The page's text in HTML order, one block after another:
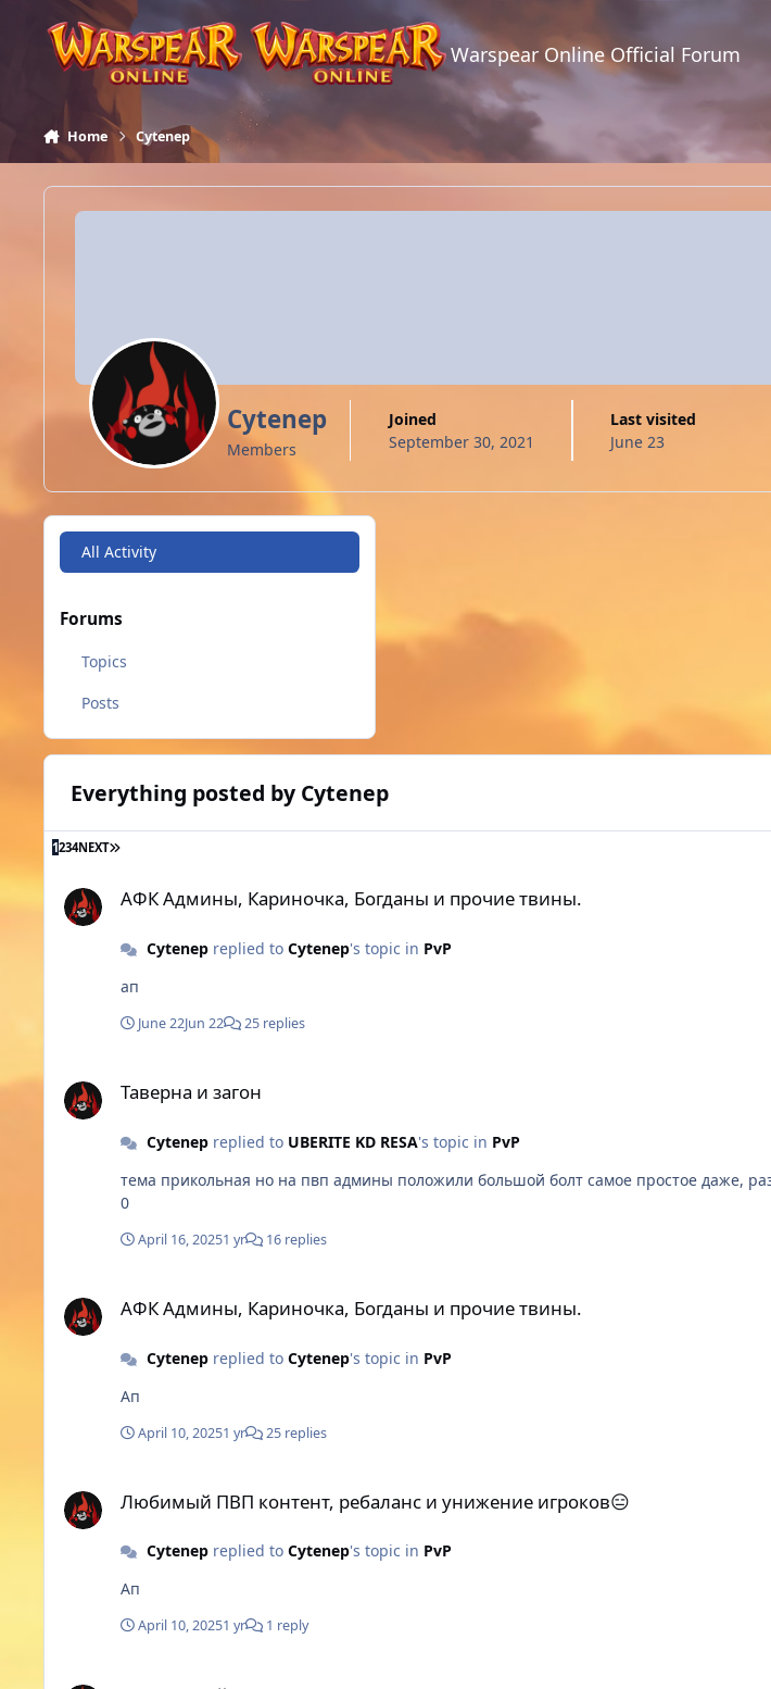
Skip to content
Warspear Online Official Forum
Home Cytenep
Cytenep
Members
Joined
September 30, 2021
Last visited
June 23
All Activity
Forums
Topics
Posts
Everything posted by Cytenep
1234NEXT LAST PAGE
АФК Админы, Кариночка, Богданы и прочие твины.
Cytenepreplied to Cytenep's topic in PvP
ап
June 22Jun 22 25 replies
Таверна и загон
Cytenepreplied to UBERITE KD RESA's topic in PvP
тема прикольная но на пвп админы положили большой болт самое простое даже, разделить заявки не могут все в одной куче говна, создает видимость рега по факту
0
April 16, 20251 yr 16 replies
АФК Админы, Кариночка, Богданы и прочие твины.
Cytenepreplied to Cytenep's topic in PvP
Ап
April 10, 20251 yr 25 replies
Любимый ПВП контент, ребаланс и унижение игроков😑
Cytenepreplied to Cytenep's topic in PvP
Ап
April 10, 20251 yr 1 reply